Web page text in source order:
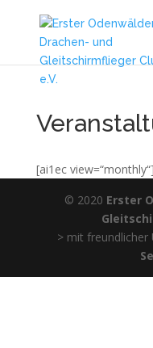
[ai1ec view=“monthly“]
© 2020 Erster
> mit